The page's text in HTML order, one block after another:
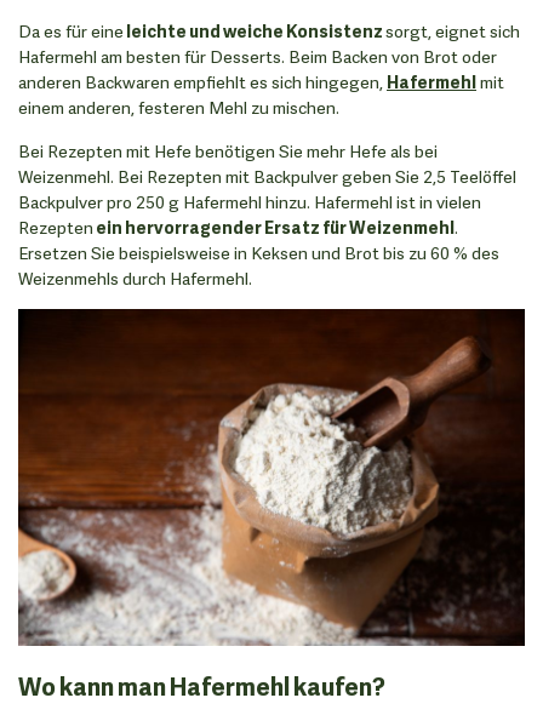
Da es für eine leichte und weiche Konsistenzsorgt, eignet sich
Hafermehl am besten für Desserts. Beim Backen von Brot oder
anderen Backwaren empfiehlt es sich hingegen, Hafermehlmit
einem anderen, festeren Mehl zu mischen.
Bei Rezepten mit Hefe benötigen Sie mehr Hefe als bei
Weizenmehl. Bei Rezepten mit Backpulver geben Sie 2,5 Teelöffel
Backpulver pro 250 g Hafermehl hinzu. Hafermehl ist in vielen
Rezepten ein hervorragender Ersatz für Weizenmehl.
Ersetzen Sie beispielsweise in Keksen und Brot bis zu 60 % des
Weizenmehls durch Hafermehl.
Wo kann man Hafermehl kaufen?